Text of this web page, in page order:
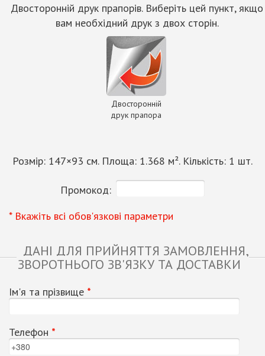
Двосторонній друк прапорів. Виберіть цей пункт, якщо
вам необхідний друк з двох сторін.
Двосторонній
друк прапора
Розмір: 147×93 см. Площа: 1.368 м². Кількість: 1 шт.
Промокод:
* Вкажіть всі обов'язкові параметри
ДАНІ ДЛЯ ПРИЙНЯТТЯ ЗАМОВЛЕННЯ,
ЗВОРОТНЬОГО ЗВ'ЯЗКУ ТА ДОСТАВКИ
Ім'я та прізвище *
Телефон *